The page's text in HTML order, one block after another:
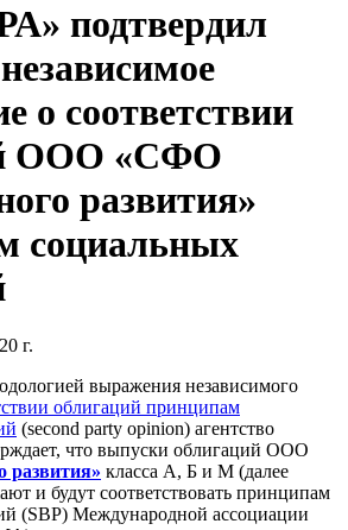
подтвердил
о соответствии
ООО «СФО
развития»
социальных
г.
выражения независимого
облигаций принципам
(second party opinion) агентство
что выпуски облигаций ООО
класса А, Б и М (далее
и будут соответствовать принципам
(SBP) Международной ассоциации